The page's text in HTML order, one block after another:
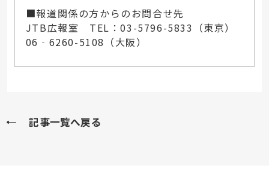
■報道関係の方からのお問合せ先
JTB広報室 TEL：03-5796-5833（東京）
06‐6260-5108（大阪）
記事一覧へ戻る